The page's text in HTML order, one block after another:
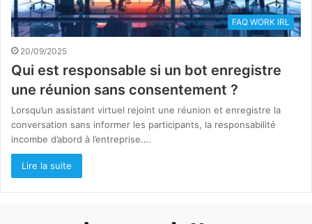
FAQ WORK IRL
20/09/2025
Qui est responsable si un bot enregistre
une réunion sans consentement ?
Lorsqu’un assistant virtuel rejoint une réunion et enregistre la
conversation sans informer les participants, la responsabilité
incombe d’abord à l’entreprise.…
Lire la suite